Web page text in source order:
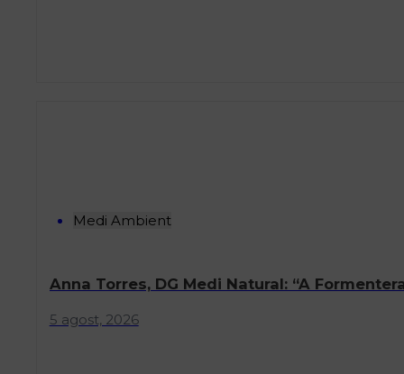
Medi Ambient
Anna Torres, DG Medi Natural: “A
5 agost, 2026